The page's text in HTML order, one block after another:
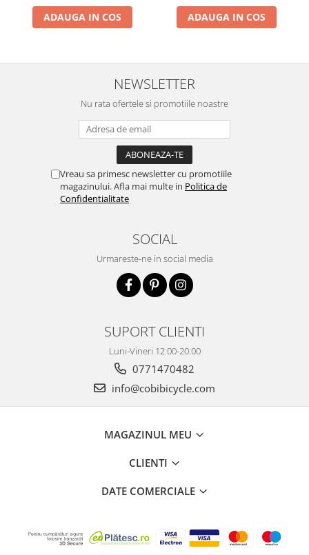
ADAUGA IN COS ADAUGA IN COS
NEWSLETTER
Nu rata ofertele si promotiile noastre
Vreau sa primesc newsletter cu promotiile
magazinului. Afla mai multe in Politica de
Confidentialitate
SOCIAL
Urmareste-ne in social media
SUPORT CLIENTI
Luni-Vineri 12:00-20:00
0771470482
info@cobibicycle.com
MAGAZINUL MEU
CLIENTI
DATE COMERCIALE